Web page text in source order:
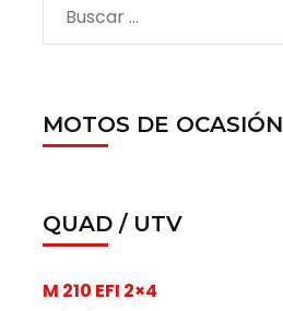
MOTOS DE OCASIÓN
QUAD / UTV
M 210 EFI 2×4